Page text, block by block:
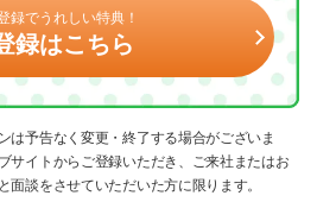
録でうれしい特典！
録はこちら
予告なく変更・終了する場合がございま
サイトからご登録いただき、ご来社またはお
面談をさせていただいた方に限ります。